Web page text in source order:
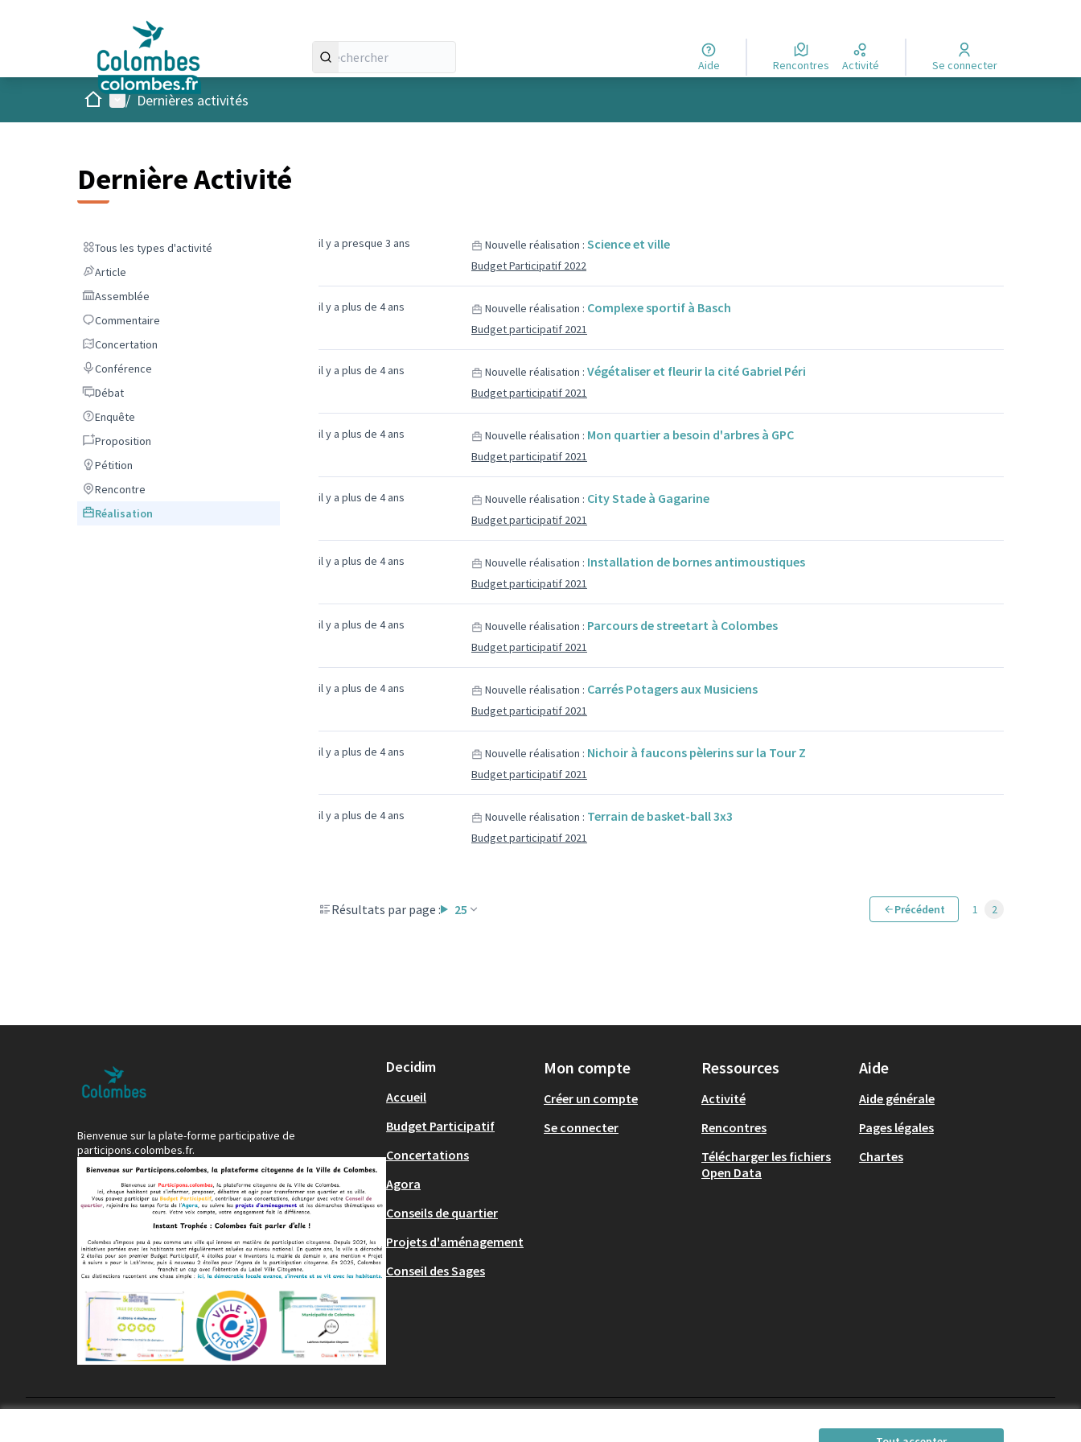
Aide Rencontres Activité Se connecter
AccueilMenu principal
/ Dernières activités
Dernière Activité
Tous les types d'activité
Tous les types d'activité
ArticleArticle
Assemblée
Assemblée
Commentaire
Commentaire
Concertation
Concertation
Conférence
Conférence
DébatDébat
Enquête
Enquête
Proposition
Proposition
Pétition
Pétition
Rencontre
Rencontre
Réalisation
Réalisation
il y a presque 3 ans Nouvelle réalisation : Science et ville
Budget Participatif 2022
il y a plus de 4 ans Nouvelle réalisation : Complexe sportif à Basch
Budget participatif 2021
il y a plus de 4 ans Nouvelle réalisation : Végétaliser et fleurir la cité Gabriel Péri
Budget participatif 2021
il y a plus de 4 ans Nouvelle réalisation : Mon quartier a besoin d'arbres à GPC
Budget participatif 2021
il y a plus de 4 ans Nouvelle réalisation : City Stade à Gagarine
Budget participatif 2021
il y a plus de 4 ans Nouvelle réalisation : Installation de bornes antimoustiques
Budget participatif 2021
il y a plus de 4 ans Nouvelle réalisation : Parcours de streetart à Colombes
Budget participatif 2021
il y a plus de 4 ans Nouvelle réalisation : Carrés Potagers aux Musiciens
Budget participatif 2021
il y a plus de 4 ans Nouvelle réalisation : Nichoir à faucons pèlerins sur la Tour Z
Budget participatif 2021
il y a plus de 4 ans Nouvelle réalisation : Terrain de basket-ball 3x3
Budget participatif 2021
Résultats par page : 25 Précédent 1 2
Bienvenue sur la plate-forme participative de
participons.colombes.fr.
Decidim
Accueil
Budget Participatif
Concertations
Agora
Conseils de quartier
Projets d'aménagement
Conseil des Sages
Mon compte
Créer un compte
Se connecter
Ressources
Activité
Rencontres
Télécharger les fichiers
Open Data
Aide
Aide générale
Pages légales
Chartes